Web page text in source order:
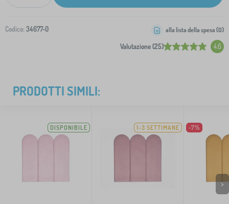
Codice: 34677-0
Valutazione (25) 4.6
alla lista della spesa (0)
PRODOTTI SIMILI:
DISPONIBILE 1-3 SETTIMANE -7%
>